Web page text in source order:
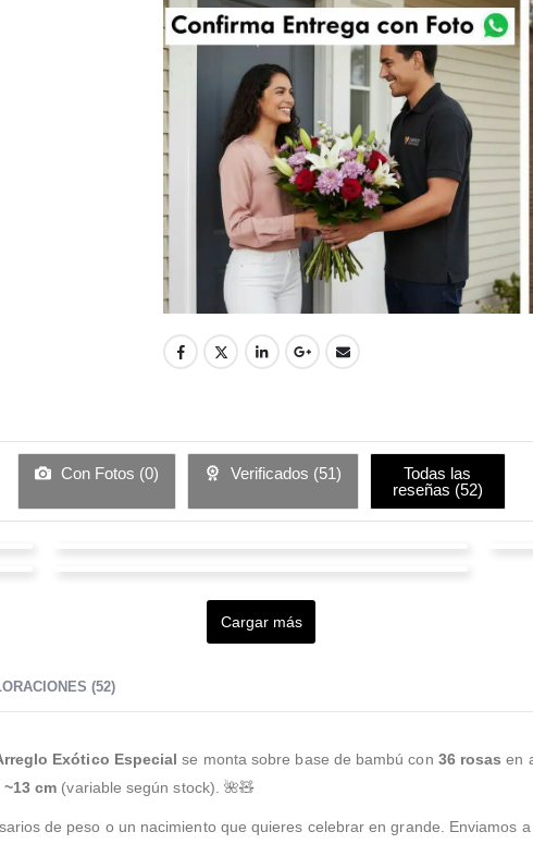
Con Fotos (0) Verificados (51)
Todas las
reseñas (52)
La atención es rápida, varios métodos de pagos. Y
confiabilidad al momento de tener que regalar un
e...Leer Más
Excelente floristería y precios asequibles!
Cargar más
(52)
Exótico Especial se monta sobre base de bambú con 36 rosas en
cm (variable según stock). 🌺🧸
de peso o un nacimiento que quieres celebrar en grande. Enviamos